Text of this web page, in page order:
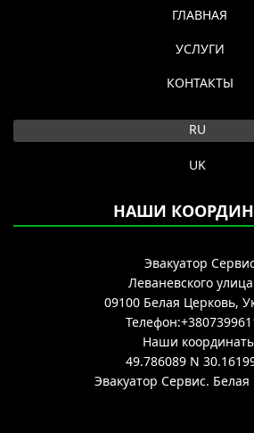
ГЛАВНАЯ
УСЛУГИ
КОНТАКТЫ
RU
UK
НАШИ
Эвакуатор
Леваневского
09100 Белая Церковь,
Телефон:
Наши
49.786089 N
Эвакуатор Сервис. Белая